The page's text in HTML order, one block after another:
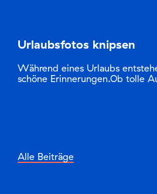
Urlaubsfotos knipsen
Während eines Urlaubs
schöne Erinnerungen.Ob tolle
Alle Beiträge